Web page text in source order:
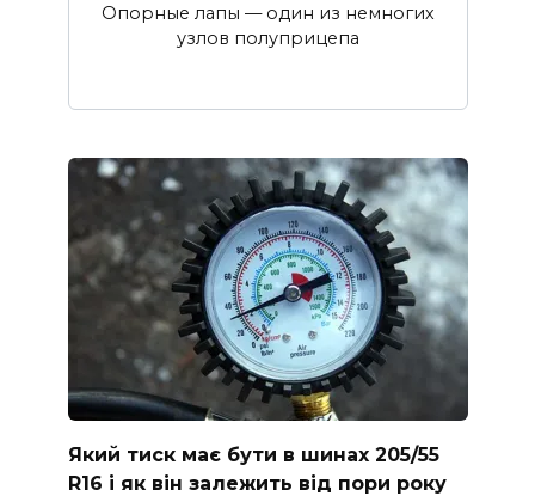
Опорные лапы — один из немногих
узлов полуприцепа
Який тиск має бути в шинах 205/55
R16 і як він залежить від пори року